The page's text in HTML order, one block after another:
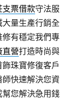
支票借款守法服
量生產行銷全
有穩定我們專
直營打造時尚與
珠寶修復客戶
快速解決您資
幫您解決急用錢